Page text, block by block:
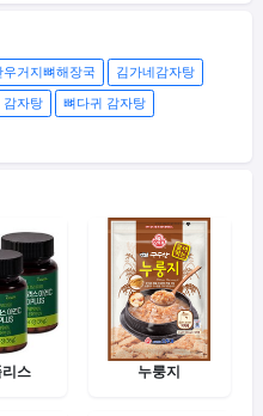
우거지뼈해장국
김가네감자탕
감자탕
뼈다귀 감자탕
스 누룽지